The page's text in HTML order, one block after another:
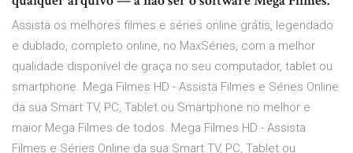
Assista os melhores filmes e séries online grátis, legendado
e dublado, completo online, no MaxSéries, com a melhor
qualidade disponível de graça no seu computador, tablet ou
smartphone. Mega Filmes HD - Assista Filmes e Séries Online
da sua Smart TV, PC, Tablet ou Smartphone no melhor e
maior Mega Filmes de todos. Mega Filmes HD - Assista
Filmes e Séries Online da sua Smart TV, PC, Tablet ou